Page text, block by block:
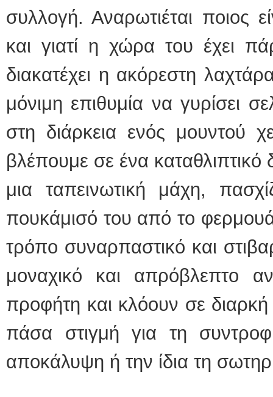
συλλογή. Αναρωτιέται ποιος
και γιατί η χώρα του έχει
διακατέχει η ακόρεστη
μόνιμη επιθυμία να γυρίσει
στη διάρκεια ενός μουντού
βλέπουμε σε ένα καταθλιπτικό
μια ταπεινωτική μάχη,
πουκάμισό του από το
τρόπο συναρπαστικό και
μοναχικό και απρόβλεπτο
προφήτη και κλόουν σε
πάσα στιγμή για τη
αποκάλυψη ή την ίδια τη